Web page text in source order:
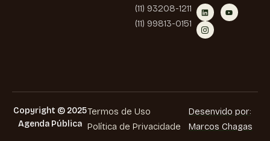
(11) 93208-1211
(11) 99813-0151
Copyright © 2025
Agenda Pública
Termos de Uso
Política de Privacidade
Desenvido por:
Marcos Chagas